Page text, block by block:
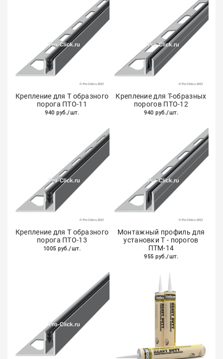
Крепление для Т образного
порога ПТО-11
940 руб./шт.
Крепление для Т-образных
порогов ПТО-12
940 руб./шт.
Крепление для Т образного
порога ПТО-13
1005 руб./шт.
Монтажный профиль для
установки Т - порогов
ПТМ-14
955 руб./шт.